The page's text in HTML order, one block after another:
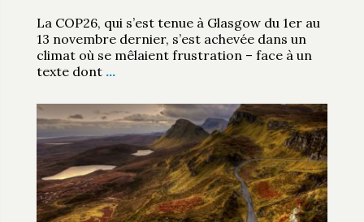
La COP26, qui s’est tenue à Glasgow du 1er au
13 novembre dernier, s’est achevée dans un
climat où se mêlaient frustration – face à un
texte dont …